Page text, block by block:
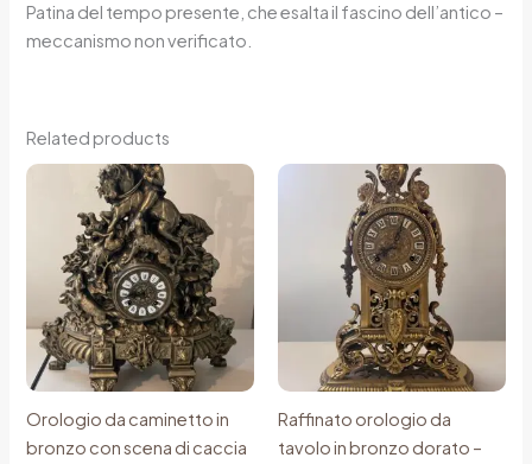
Patina del tempo presente, che esalta il fascino dell’antico –
meccanismo non verificato.
Related products
Orologio da caminetto in
bronzo con scena di caccia
Raffinato orologio da
tavolo in bronzo dorato –